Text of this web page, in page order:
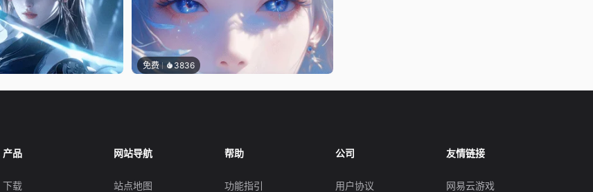
免费 3836
产品
下载
网站导航
站点地图
帮助
功能指引
公司
用户协议
友情链接
网易云游戏